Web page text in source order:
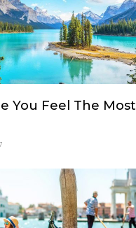
You Feel The Most